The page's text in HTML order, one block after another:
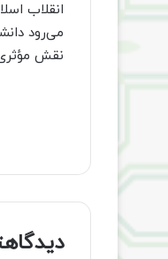
انقلاب
می‌رود
نقش